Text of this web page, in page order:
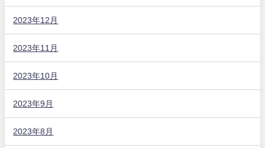
2023年12月
2023年11月
2023年10月
2023年9月
2023年8月